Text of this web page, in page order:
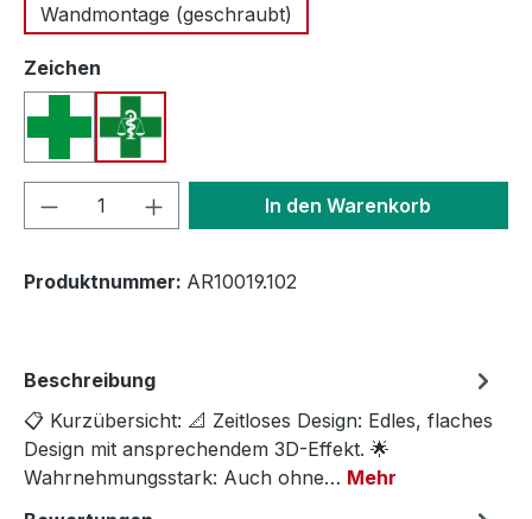
Wandmontage (geschraubt)
Zeichen
Apothekenkreuz (International)
Apothekenkreuz (Schweiz)
Produkt Anzahl: Gib denIn den Warenkorb
Produktnummer: AR10019.102
Beschreibung
📋 Kurzübersicht: 📐 Zeitloses Design: Edles, flaches
Design mit ansprechendem 3D-Effekt. 🌟
Wahrnehmungsstark: Auch ohne… Mehr